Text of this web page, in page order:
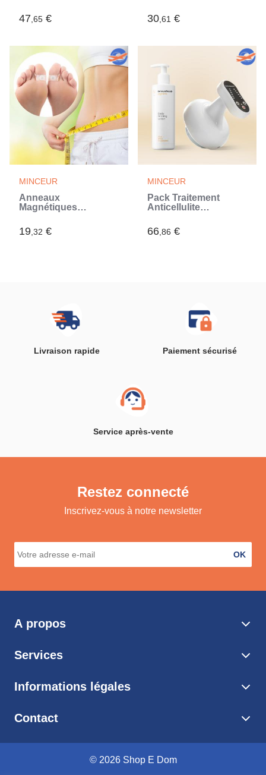
Infrarouge et
Électrostimulation 3
47,65 € 30,61 €
MINCEUR
Anneaux
Magnétiques
InnovaGoods 2
Unités
19,32 €
MINCEUR
Pack Traitement
Anticellulite
InnovaGoods
66,86 €
Livraison rapide Paiement sécurisé
Service après-vente
Restez connecté
Inscrivez-vous à notre newsletter
OK
A propos
Services
Informations légales
Contact
© 2026 Shop E Dom